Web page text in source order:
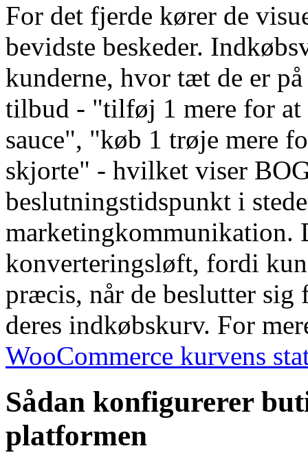
For det fjerde kører de
bevidste beskeder.
kunderne, hvor tæt de er
tilbud - "tilføj 1 mere for
sauce", "køb 1 trøje mere
skjorte" - hvilket viser
beslutningstidspunkt i
marketingkommunikation.
konverteringsløft, fordi
præcis, når de beslutter
deres indkøbskurv. For
WooCommerce kurvens
Sådan konfigurerer
platformen